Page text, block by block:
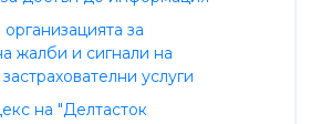
за
жалби и сигнали на
услуги
на "Делтасток